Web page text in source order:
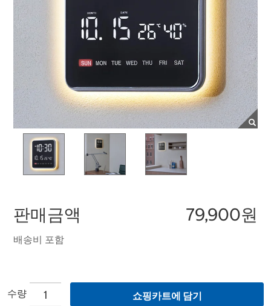
판매금액 79,900원
배송비 포함
수량 쇼핑카트에 담기